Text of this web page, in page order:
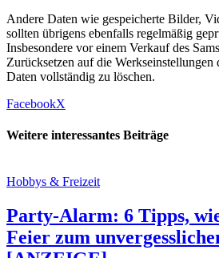
Andere Daten wie gespeicherte Bilder,
sollten übrigens ebenfalls regelmäßig
Insbesondere vor einem Verkauf des
Zurücksetzen auf die
Daten vollständig zu löschen.
FacebookX
Weitere interessantes Beiträge
Hobbys & Freizeit
Party-Alarm: 6 Tipps,
Feier zum